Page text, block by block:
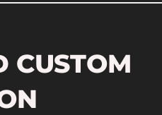
CUSTOM